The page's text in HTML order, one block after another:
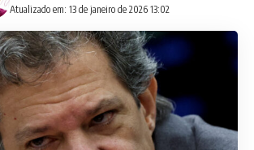
Atualizado em: 13 de janeiro de 2026 13:02